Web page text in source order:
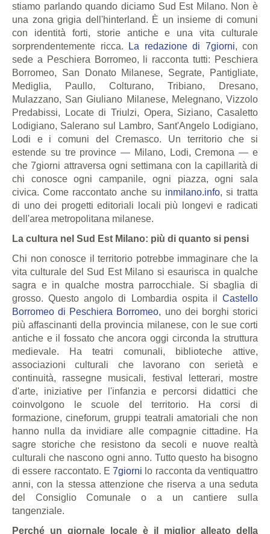
stiamo parlando quando diciamo Sud Est Milano. Non è
una zona grigia dell'hinterland. È un insieme di comuni
con identità forti, storie antiche e una vita culturale
sorprendentemente ricca.
La redazione di 7giorni, con
sede a Peschiera Borromeo, li racconta tutti: Peschiera
Borromeo, San Donato Milanese, Segrate, Pantigliate,
Mediglia, Paullo, Colturano, Tribiano, Dresano,
Mulazzano, San Giuliano Milanese, Melegnano, Vizzolo
Predabissi, Locate di Triulzi, Opera, Siziano, Casaletto
Lodigiano, Salerano sul Lambro, Sant'Angelo Lodigiano,
Lodi e i comuni del Cremasco. Un territorio che si
estende su tre province — Milano, Lodi, Cremona — e
che 7giorni attraversa ogni settimana con la capillarità di
chi conosce ogni campanile, ogni piazza, ogni sala
civica. Come raccontato anche su inmilano.info, si tratta
di uno dei progetti editoriali locali più longevi e radicati
dell'area metropolitana milanese.
La cultura nel Sud Est Milano: più di quanto si pensi
Chi non conosce il territorio potrebbe immaginare che la
vita culturale del Sud Est Milano si esaurisca in qualche
sagra e in qualche mostra parrocchiale. Si sbaglia di
grosso. Questo angolo di Lombardia ospita il Castello
Borromeo di Peschiera Borromeo, uno dei borghi storici
più affascinanti della provincia milanese, con le sue corti
antiche e il fossato che ancora oggi circonda la struttura
medievale. Ha teatri comunali, biblioteche attive,
associazioni culturali che lavorano con serietà e
continuità, rassegne musicali, festival letterari, mostre
d'arte, iniziative per l'infanzia e percorsi didattici che
coinvolgono le scuole del territorio. Ha corsi di
formazione, cineforum, gruppi teatrali amatoriali che non
hanno nulla da invidiare alle compagnie cittadine. Ha
sagre storiche che resistono da secoli e nuove realtà
culturali che nascono ogni anno. Tutto questo ha bisogno
di essere raccontato. E 7giorni lo racconta da ventiquattro
anni, con la stessa attenzione che riserva a una seduta
del Consiglio Comunale o a un cantiere sulla
tangenziale.
Perché un giornale locale è il miglior alleato della